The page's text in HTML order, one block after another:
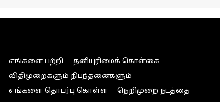
எங்களை பற்றி
தனியுரிமைக் கொள்கை
விதிமுறைகளும் நிபந்தனைகளும்
எங்களை தொடர்பு கொள்ள
நெறிமுறை நடத்தை